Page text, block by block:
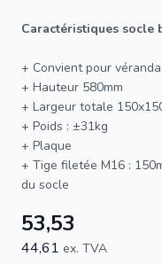
Caractéristiques socle
+ Convient pour
+ Hauteur 580mm
+ Largeur totale
+ Poids : ±31kg
+ Plaque
+ Tige filetée M16 :
du socle
53,53
44,61 ex. TVA